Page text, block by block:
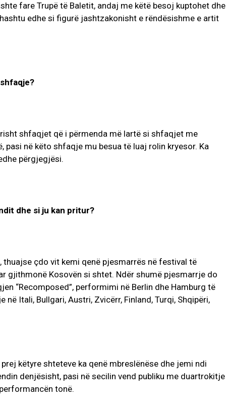
fare Trupë të Baletit, andaj me këtë besoj kuptohet dhe
edhe si figurë jashtzakonisht e rëndësishme e artit
shfaqjet që i përmenda më lartë si shfaqjet me
pasi në këto shfaqje mu besua të luaj rolin kryesor. Ka
përgjegjësi.
dhe si ju kan pritur?
thuajse çdo vit kemi qenë pjesmarrës në festival të
gjithmonë Kosovën si shtet. Ndër shumë pjesmarrje do
“Recomposed”, performimi në Berlin dhe Hamburg të
në Itali, Bullgari, Austri, Zvicërr, Finland, Turqi, Shqipëri,
këtyre shteteve ka qenë mbreslënëse dhe jemi ndi
denjësisht, pasi në secilin vend publiku me duartrokitje
tonë.